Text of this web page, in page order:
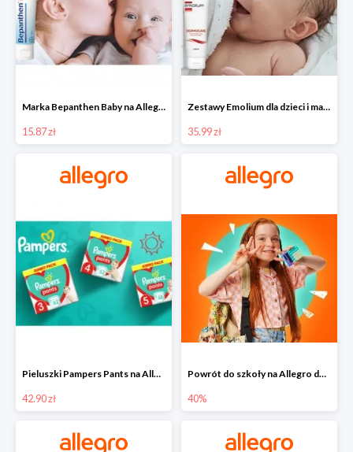
Marka Bepanthen Baby na Allegro od 15,87 zł!
15.87 zł
Zestawy Emolium dla dzieci i mam na Allegro od 35,99 zł
35.99 zł
Pieluszki Pampers Pants na Allegro od 42,90 zł
42.90 zł
Powrót do szkoły na Allegro do -40%
40%